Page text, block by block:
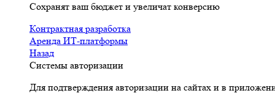
Сохранят ваш бюджет и увеличат конверсию
Контрактная разработка
Аренда ИТ-платформы
Назад
Системы авторизации
Для подтверждения авторизации на сайтах и в